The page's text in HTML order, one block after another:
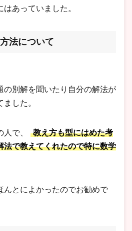
あっていました。
法について
の別解を聞いたり自分の解法が
した。
で、
教え方も型にはめた考
法で教えてくれたので特に数学
んとによかったのでお勧めで